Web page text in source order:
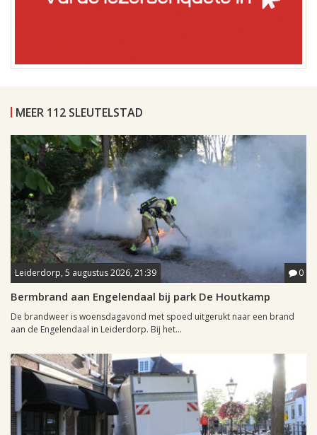
MEER 112 SLEUTELSTAD
Leiderdorp, 5 augustus 2026, 21:39 0
Bermbrand aan Engelendaal bij park De Houtkamp
De brandweer is woensdagavond met spoed uitgerukt naar een brand
aan de Engelendaal in Leiderdorp. Bij het...